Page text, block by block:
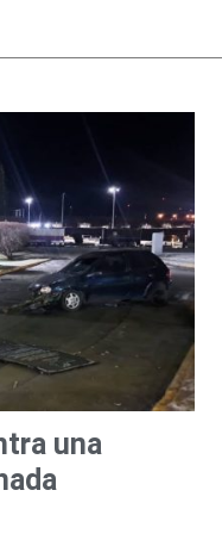
una